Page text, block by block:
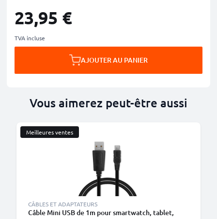
23,95 €
TVA incluse
AJOUTER AU PANIER
Vous aimerez peut-être aussi
Meilleures ventes
CÂBLES ET ADAPTATEURS
Câble Mini USB de 1m pour smartwatch, tablet,